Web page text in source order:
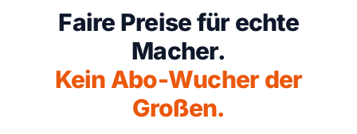
Faire Preise für echte
Macher.
Kein Abo-Wucher der
Großen.